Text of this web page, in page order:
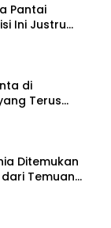
Pantai
Ini Justru
di
Terus
Wisata
Ditemukan
dari Temuan